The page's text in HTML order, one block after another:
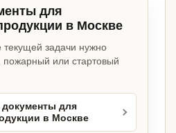
для
в Москве
задачи нужно
пожарный или стартовый
для
в Москве